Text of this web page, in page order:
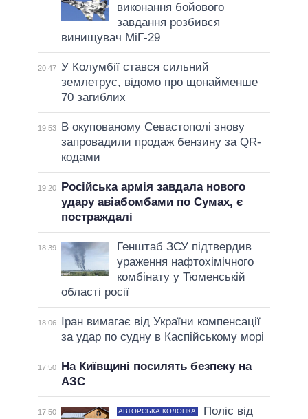
виконання бойового
завдання розбився
винищувач МіГ-29
20:47 У Колумбії стався сильний
землетрус, відомо про щонайменше
70 загиблих
19:53
В окупованому Севастополі знову
запровадили продаж бензину за QR-
кодами
19:20
Російська армія завдала нового
удару авіабомбами по Сумах, є
постраждалі
18:39
Генштаб ЗСУ підтвердив
ураження нафтохімічного
комбінату у Тюменській
області росії
18:06
Іран вимагає від України компенсації
за удар по судну в Каспійському морі
17:50
На Київщині посилять безпеку на
АЗС
17:50 АВТОРСЬКА КОЛОНКА
Поліс від